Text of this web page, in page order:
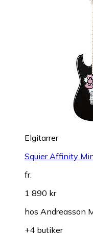
Elgitarrer
Squier Affinity
fr.
1 890 kr
hos Andreasson
+4 butiker